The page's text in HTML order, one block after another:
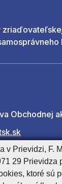
Obchodnej
v Prievidzi, F.
29 Prievidza
ktoré sú